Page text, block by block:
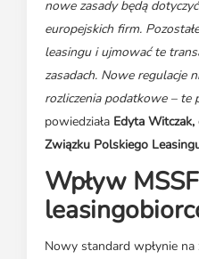
nowe zasady będą
europejskich firm.
leasingu i ujmować te
zasadach. Nowe regulacje
rozliczenia podatkowe – te
powiedziała Edyta
Związku Polskiego
Wpływ
Nowy standard wpłynie